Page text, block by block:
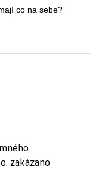
co na sebe?
zakázano